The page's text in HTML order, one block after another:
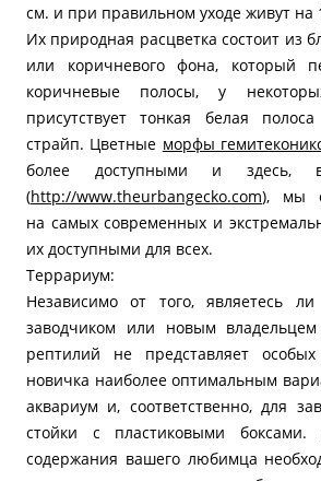
см. и при правильном уходе живут на
Их природная расцветка состоит из
или коричневого фона, который
коричневые полосы, у
присутствует тонкая белая
страйп. Цветные морфы
более доступными и здесь,
(http://www.theurbangecko.com), мы
на самых современных и
их доступными для всех.
Террариум:
Независимо от того, являетесь
заводчиком или новым
рептилий не представляет
новичка наиболее оптимальным
аквариум и, соответственно, для
стойки с пластиковыми боксами.
содержания вашего любимца